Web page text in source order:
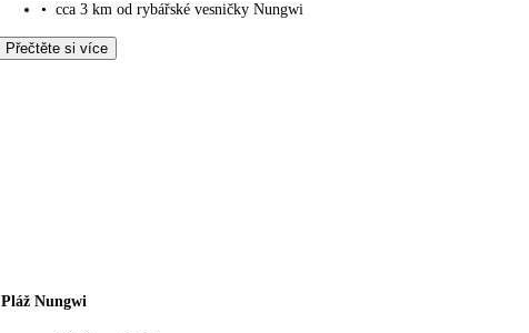
• cca 3 km od rybářské vesničky Nungwi
Přečtěte si více
Pláž Nungwi